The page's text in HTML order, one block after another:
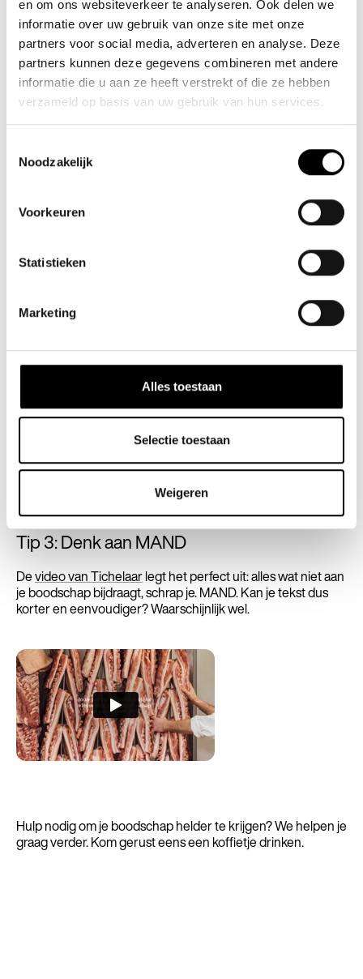
en om ons websiteverkeer te analyseren. Ook delen we
informatie over uw gebruik van onze site met onze
partners voor social media, adverteren en analyse. Deze
partners kunnen deze gegevens combineren met andere
informatie die u aan ze heeft verstrekt of die ze hebben
verzameld op basis van uw gebruik van hun services.
Noodzakelijk
Voorkeuren
Statistieken
Marketing
Alles toestaan
Selectie toestaan
Weigeren
collega je boodschap? Top! Zo niet, vereenvoudig.
Veel bedrijven denken dat ‘u’ professioneler klinkt, maar het
en warmer, alsof je direct met iemand praat.
Tip 3: Denk aan MAND
Devideo van Tichelaarlegt het perfect uit: alles wat niet aan
je boodschap bijdraagt, schrap je. MAND. Kan je tekst dus
korter en eenvoudiger? Waarschijnlijk wel.
Hulp nodig om je boodschap helder te krijgen? We helpen je
graag verder. Kom gerust eens een koffietje drinken.